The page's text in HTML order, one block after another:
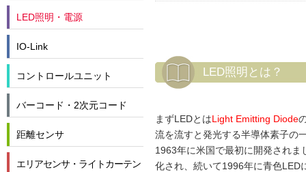
LED照明・電源
IO-Link
コントロールユニット
バーコード・2次元コード
距離センサ
エリアセンサ・ライトカーテン
LED照明とは？
まずLEDとはLight Emitting Diode
流を流すと発光する半導体素子の
1963年に米国で最初に開発され
化され、続いて1996年に青色LED